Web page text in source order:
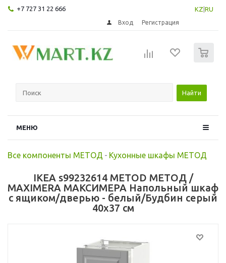
+7 727 31 22 666 KZ RU
Вход Регистрация
Найти
МЕНЮ
Все компоненты МЕТОД - Кухонные шкафы МЕТОД
IKEA s99232614 METOD МЕТОД /
MAXIMERA МАКСИМЕРА Напольный шкаф
с ящиком/дверью - белый/Будбин серый
40x37 см